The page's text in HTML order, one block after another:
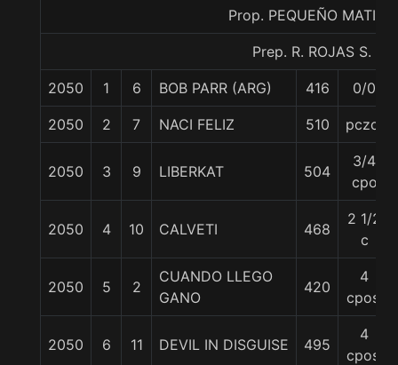
Prop. PEQUEÑO MATIAS
Prep. R. ROJAS S.
2050 1 6 BOB PARR (ARG) 416 0/0
2050 2 7 NACI FELIZ 510 pczo.
2050 3 9 LIBERKAT 504
3/4
cpo
2050 4 10 CALVETI 468
2 1/2
c
2050 5 2
CUANDO LLEGO
GANO
420
4
cpos.
2050 6 11 DEVIL IN DISGUISE 495
4
cpos.